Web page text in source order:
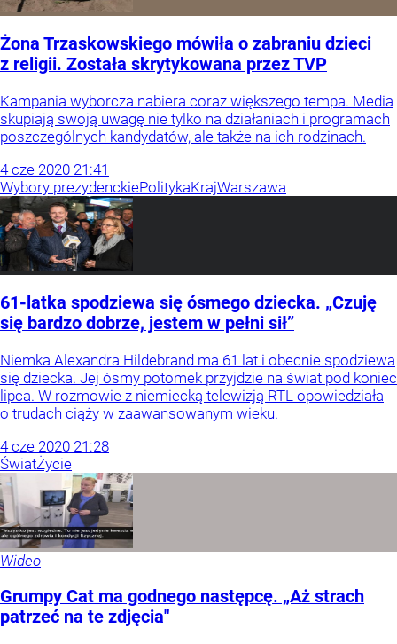
Żona Trzaskowskiego mówiła o zabraniu dzieci
z religii. Została skrytykowana przez TVP
Kampania wyborcza nabiera coraz większego tempa. Media
skupiają swoją uwagę nie tylko na działaniach i programach
poszczególnych kandydatów, ale także na ich rodzinach.
4 cze 2020 21:41
Wybory prezydenckiePolitykaKrajWarszawa
61-latka spodziewa się ósmego dziecka. „Czuję
się bardzo dobrze, jestem w pełni sił”
Niemka Alexandra Hildebrand ma 61 lat i obecnie spodziewa
się dziecka. Jej ósmy potomek przyjdzie na świat pod koniec
lipca. W rozmowie z niemiecką telewizją RTL opowiedziała
o trudach ciąży w zaawansowanym wieku.
4 cze 2020 21:28
ŚwiatŻycie
Wideo
Grumpy Cat ma godnego następcę. „Aż strach
patrzeć na te zdjęcia"